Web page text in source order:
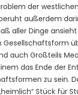
der westlichen
außerdem
aller Dinge
Gesellschaftsform
auch Großteils
das Ende der
zu sein.
Stück für